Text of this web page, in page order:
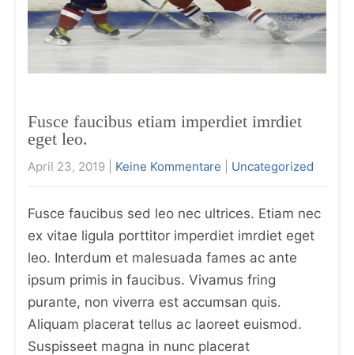
Fusce faucibus etiam imperdiet imrdiet
eget leo.
April 23, 2019 Keine Kommentare Uncategorized
Fusce faucibus sed leo nec ultrices. Etiam nec
ex vitae ligula porttitor imperdiet imrdiet eget
leo. Interdum et malesuada fames ac ante
ipsum primis in faucibus. Vivamus fring
purante, non viverra est accumsan quis.
Aliquam placerat tellus ac laoreet euismod.
Suspisseet magna in nunc placerat